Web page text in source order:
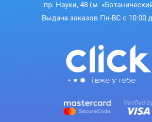
пр. Науки, 48 (м.
Выдача заказов Пн-ВС с 10:00